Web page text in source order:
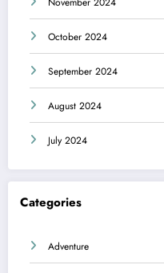
October 2024
September 2024
August 2024
July 2024
Categories
Adventure